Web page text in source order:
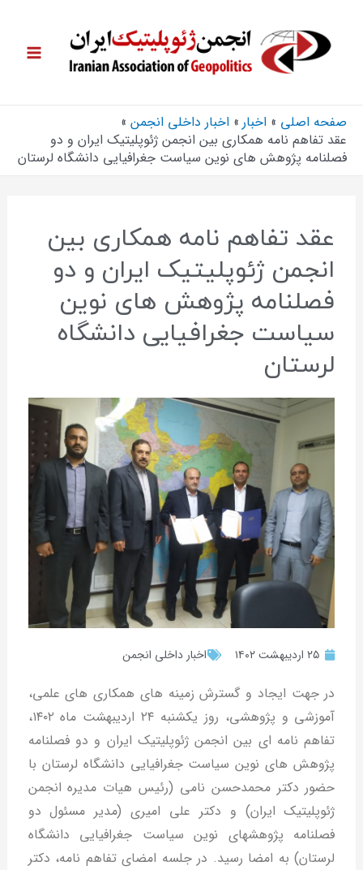
صفحه اصلی اخبار
اخبار داخلی انجمن
عقد تفاهم نامه همکاری بین انجمن ژئوپلیتیک ایران و دو
فصلنامه پژوهش های نوین سیاست جغرافیایی دانشگاه لرستان
عقد تفاهم نامه همکاری بین
انجمن ژئوپلیتیک ایران و دو
فصلنامه پژوهش های نوین
سیاست جغرافیایی دانشگاه
لرستان
۲۵ اردیبهشت ۱۴۰۲ اخبار داخلی انجمن
در جهت ایجاد و گسترش زمینه های همکاری های علمی،
آموزشی و پژوهشی، روز یکشنبه ۲۴ اردیبهشت ماه ۱۴۰۲،
تفاهم نامه ای بین انجمن ژئوپلیتیک ایران و دو فصلنامه
پژوهش های نوین سیاست جغرافیایی دانشگاه لرستان با
حضور دکتر محمدحسن نامی (رئیس هیات مدیره انجمن
ژئوپلیتیک ایران) و دکتر علی امیری (مدیر مسئول دو
فصلنامه پژوهشهای نوین سیاست جغرافیایی دانشگاه
لرستان) به امضا رسید. در جلسه امضای تفاهم نامه، دکتر